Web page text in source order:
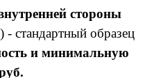
стороны
- стандартный образец
и минимальную